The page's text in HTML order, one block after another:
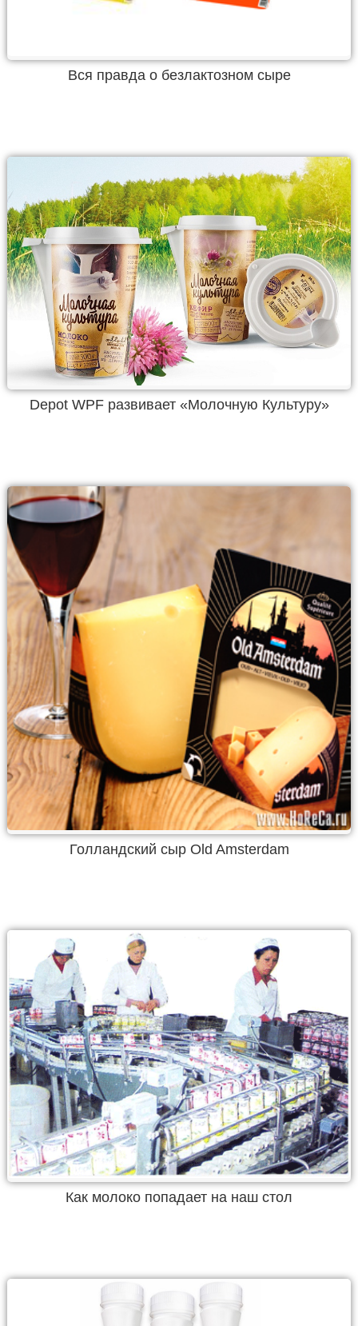
Вся правда о безлактозном сыре
Depot WPF развивает «Молочную Культуру»
Голландский сыр Old Amsterdam
Как молоко попадает на наш стол